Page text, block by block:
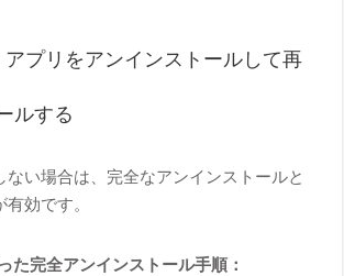
アプリをアンインストールして再
ルする
ない場合は、完全なアンインストールと
効です。
た完全アンインストール手順：